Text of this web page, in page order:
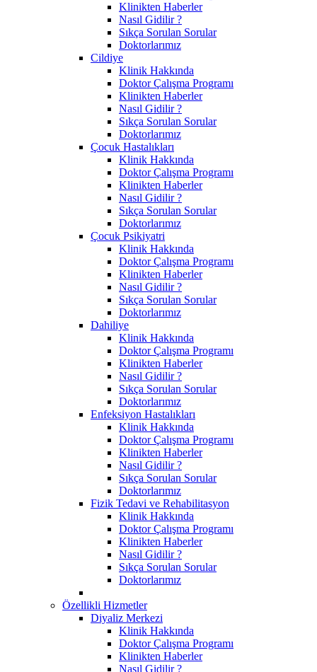
Klinikten Haberler
Nasıl Gidilir ?
Sıkça Sorulan Sorular
Doktorlarımız
Cildiye
Klinik Hakkında
Doktor Çalışma Programı
Klinikten Haberler
Nasıl Gidilir ?
Sıkça Sorulan Sorular
Doktorlarımız
Çocuk Hastalıkları
Klinik Hakkında
Doktor Çalışma Programı
Klinikten Haberler
Nasıl Gidilir ?
Sıkça Sorulan Sorular
Doktorlarımız
Çocuk Psikiyatri
Klinik Hakkında
Doktor Çalışma Programı
Klinikten Haberler
Nasıl Gidilir ?
Sıkça Sorulan Sorular
Doktorlarımız
Dahiliye
Klinik Hakkında
Doktor Çalışma Programı
Klinikten Haberler
Nasıl Gidilir ?
Sıkça Sorulan Sorular
Doktorlarımız
Enfeksiyon Hastalıkları
Klinik Hakkında
Doktor Çalışma Programı
Klinikten Haberler
Nasıl Gidilir ?
Sıkça Sorulan Sorular
Doktorlarımız
Fizik Tedavi ve Rehabilitasyon
Klinik Hakkında
Doktor Çalışma Programı
Klinikten Haberler
Nasıl Gidilir ?
Sıkça Sorulan Sorular
Doktorlarımız
Özellikli Hizmetler
Diyaliz Merkezi
Klinik Hakkında
Doktor Çalışma Programı
Klinikten Haberler
Nasıl Gidilir ?